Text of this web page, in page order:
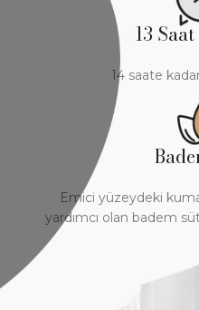
13
14 saate
Emici yüzeydeki
yardımcı olan badem